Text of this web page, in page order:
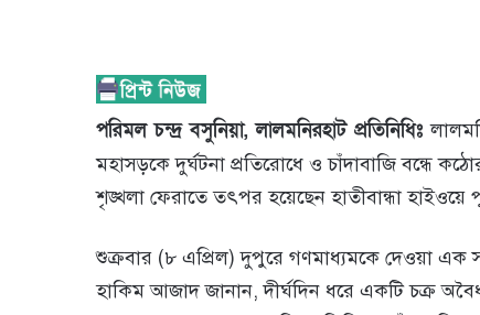
পরিমল চন্দ্র বসুনিয়া, লালমনিরহাট প্রতিনিধিঃ
মহাসড়কে দুর্ঘটনা প্রতিরোধে ও চাঁদাবাজি বন্ধে
শৃঙ্খলা ফেরাতে তৎপর হয়েছেন হাতীবান্ধা হাইওয়ে
শুক্রবার (৮ এপ্রিল) দুপুরে গণমাধ্যমকে দেওয়া এক
হাকিম আজাদ জানান, দীর্ঘদিন ধরে একটি চক্র